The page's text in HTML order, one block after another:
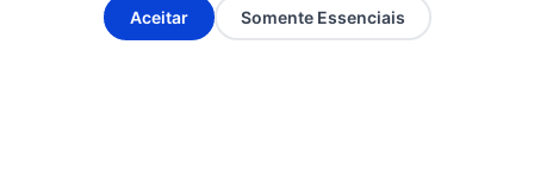
A- A+
Aceitar
Somente Essenciais